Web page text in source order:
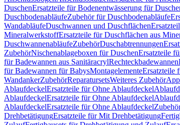
DuschenErsatzteile für Bodenentwässerung für
DuschbodenabläufeZubehör für Duschbodenabläufe
WandabläufeDuschwannen und Duschflächen
MineralwerkstoffErsatzteile für Duschflächen aus
DuschwannenabläufeZubehörDuschabtrennungen
ZubehörNischenablageboxen für DuschenErsatzteile
für Badewannen aus SanitäracrylRechteckbadewannen
für Badewannen für BabysMontagelementeErsatzteile
WandankerZubehörReparatursetsWeiteres Zubehör
AblaufdeckelErsatzteile für Ohne Ablaufdeckel
AblaufdeckelErsatzteile für Ohne Ablaufdeckel
AblaufdeckelErsatzteile für Ohne Ablaufdeckel
DrehbetätigungErsatzteile für Mit Drehbetätigung